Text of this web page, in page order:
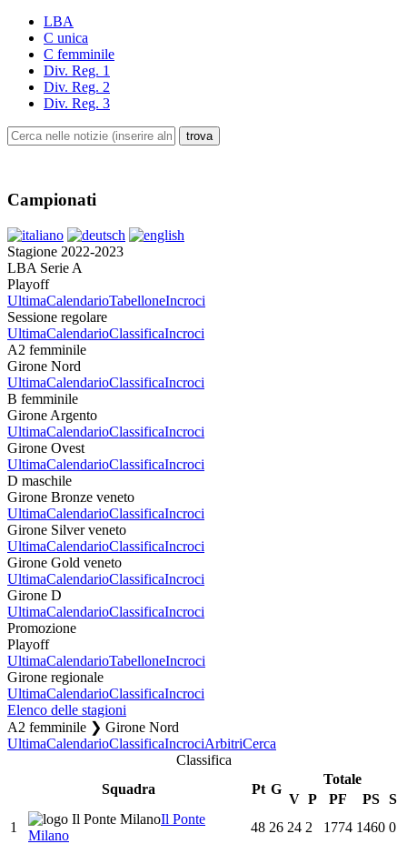
LBA
C unica
C femminile
Div. Reg. 1
Div. Reg. 2
Div. Reg. 3
Campionati
Stagione 2022-2023
LBA Serie A
Playoff
UltimaCalendarioTabelloneIncroci
Sessione regolare
UltimaCalendarioClassificaIncroci
A2 femminile
Girone Nord
UltimaCalendarioClassificaIncroci
B femminile
Girone Argento
UltimaCalendarioClassificaIncroci
Girone Ovest
UltimaCalendarioClassificaIncroci
D maschile
Girone Bronze veneto
UltimaCalendarioClassificaIncroci
Girone Silver veneto
UltimaCalendarioClassificaIncroci
Girone Gold veneto
UltimaCalendarioClassificaIncroci
Girone D
UltimaCalendarioClassificaIncroci
Promozione
Playoff
UltimaCalendarioTabelloneIncroci
Girone regionale
UltimaCalendarioClassificaIncroci
Elenco delle stagioni
A2 femminile ❯ Girone Nord
UltimaCalendarioClassificaIncrociArbitriCerca
Classifica
Squadra
Pt G
Totale
V P PF PS
S
1
Il Ponte
Milano
48 26 24 2 1774 1460 0